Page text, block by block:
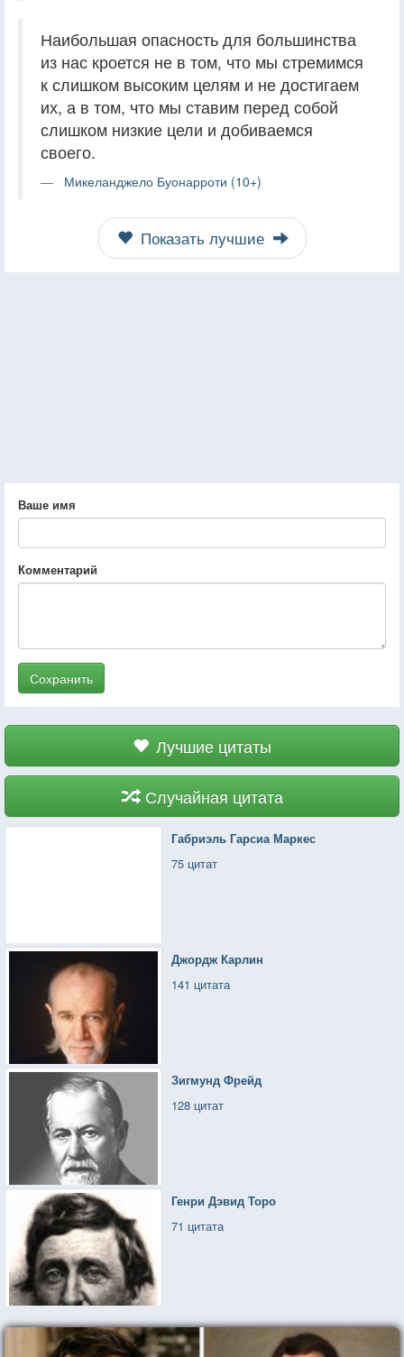
Наибольшая опасность для большинства
из нас кроется не в том, что мы стремимся
к слишком высоким целям и не достигаем
их, а в том, что мы ставим перед собой
слишком низкие цели и добиваемся
своего.
Микеланджело Буонарроти (10+)
Показать лучшие
Ваше имя
Комментарий
Сохранить
Лучшие цитаты
Случайная цитата
Габриэль Гарсиа Маркес
75 цитат
Джордж Карлин
141 цитата
Зигмунд Фрейд
128 цитат
Генри Дэвид Торо
71 цитата